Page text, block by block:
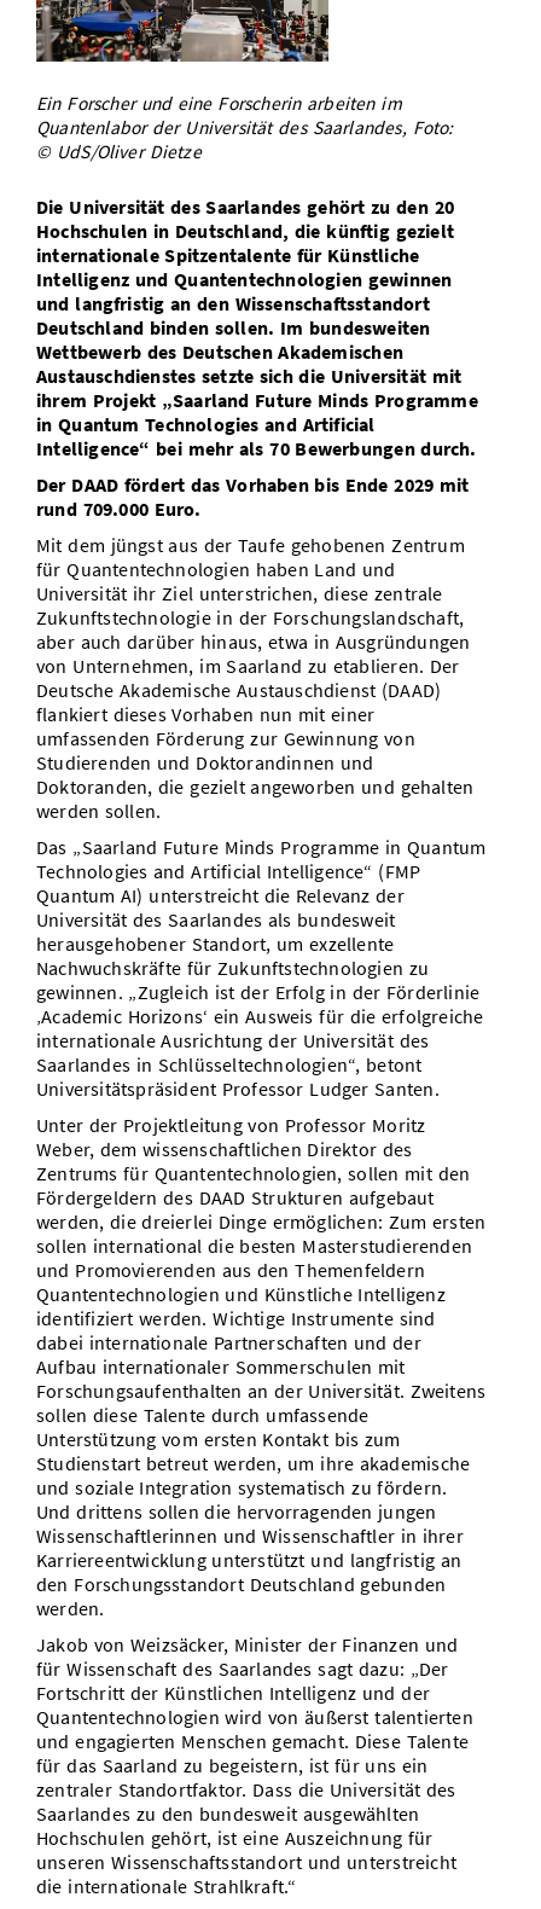
Vom Studium in den Beruf
Study Scheduler
Bibliothek
Start-ups
IT-Themenabend
Ranking
Preise, Auszeichnungen und Förderungen
Kontakt
SIC Merchandise
SIC Podcast
Anfahrt
AnsprechpartnerInnen, Personen, Forschungsgruppen
Termine, Vorträge und Veranstaltungen
Alumni
Ein Forscher und eine Forscherin arbeiten im
Quantenlabor der Universität des Saarlandes, Foto:
© UdS/Oliver Dietze
Die Universität des Saarlandes gehört zu den 20
Hochschulen in Deutschland, die künftig gezielt
internationale Spitzentalente für Künstliche
Intelligenz und Quantentechnologien gewinnen
und langfristig an den Wissenschaftsstandort
Deutschland binden sollen. Im bundesweiten
Wettbewerb des Deutschen Akademischen
Austauschdienstes setzte sich die Universität mit
ihrem Projekt „Saarland Future Minds Programme
in Quantum Technologies and Artificial
Intelligence“ bei mehr als 70 Bewerbungen durch.
Der DAAD fördert das Vorhaben bis Ende 2029 mit
rund 709.000 Euro.
Mit dem jüngst aus der Taufe gehobenen Zentrum
für Quantentechnologien haben Land und
Universität ihr Ziel unterstrichen, diese zentrale
Zukunftstechnologie in der Forschungslandschaft,
aber auch darüber hinaus, etwa in Ausgründungen
von Unternehmen, im Saarland zu etablieren. Der
Deutsche Akademische Austauschdienst (DAAD)
flankiert dieses Vorhaben nun mit einer
umfassenden Förderung zur Gewinnung von
Studierenden und Doktorandinnen und
Doktoranden, die gezielt angeworben und gehalten
werden sollen.
Das „Saarland Future Minds Programme in Quantum
Technologies and Artificial Intelligence“ (FMP
Quantum AI) unterstreicht die Relevanz der
Universität des Saarlandes als bundesweit
herausgehobener Standort, um exzellente
Nachwuchskräfte für Zukunftstechnologien zu
gewinnen. „Zugleich ist der Erfolg in der Förderlinie
‚Academic Horizons‘ ein Ausweis für die erfolgreiche
internationale Ausrichtung der Universität des
Saarlandes in Schlüsseltechnologien“, betont
Universitätspräsident Professor Ludger Santen.
Unter der Projektleitung von Professor Moritz
Weber, dem wissenschaftlichen Direktor des
Zentrums für Quantentechnologien, sollen mit den
Fördergeldern des DAAD Strukturen aufgebaut
werden, die dreierlei Dinge ermöglichen: Zum ersten
sollen international die besten Masterstudierenden
und Promovierenden aus den Themenfeldern
Quantentechnologien und Künstliche Intelligenz
identifiziert werden. Wichtige Instrumente sind
dabei internationale Partnerschaften und der
Aufbau internationaler Sommerschulen mit
Forschungsaufenthalten an der Universität. Zweitens
sollen diese Talente durch umfassende
Unterstützung vom ersten Kontakt bis zum
Studienstart betreut werden, um ihre akademische
und soziale Integration systematisch zu fördern.
Und drittens sollen die hervorragenden jungen
Wissenschaftlerinnen und Wissenschaftler in ihrer
Karriereentwicklung unterstützt und langfristig an
den Forschungsstandort Deutschland gebunden
werden.
Jakob von Weizsäcker, Minister der Finanzen und
für Wissenschaft des Saarlandes sagt dazu: „Der
Fortschritt der Künstlichen Intelligenz und der
Quantentechnologien wird von äußerst talentierten
und engagierten Menschen gemacht. Diese Talente
für das Saarland zu begeistern, ist für uns ein
zentraler Standortfaktor. Dass die Universität des
Saarlandes zu den bundesweit ausgewählten
Hochschulen gehört, ist eine Auszeichnung für
unseren Wissenschaftsstandort und unterstreicht
die internationale Strahlkraft.“